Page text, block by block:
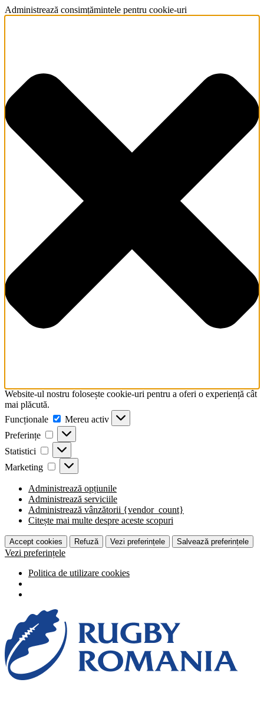
Administrează consimțămintele pentru cookie-uri
Website-ul nostru folosește cookie-uri pentru a oferi o experiență cât
mai plăcută.
Funcționale
Funcționale
Mereu activ
Preferințe
Preferințe
Statistici Statistici
Marketing Marketing
Administrează opțiunile
Administrează serviciile
Administrează vânzătorii {vendor_count}
Citește mai multe despre aceste scopuri
Accept cookies Refuză Vezi preferințele Salvează preferințele
Vezi preferințele
Politica de utilizare cookies